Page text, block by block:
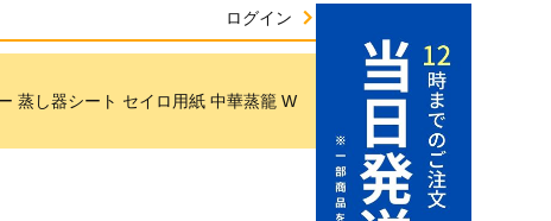
ログイン
蒸し器シート セイロ用紙 中華蒸籠 W